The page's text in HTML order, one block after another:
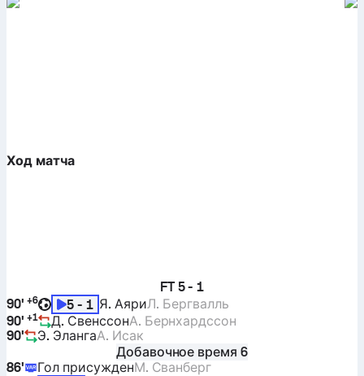
Ход матча
FT 5 - 1
90' +6 5 - 1 Я. АяриЛ. Бергвалль
90' +1 Д. СвенссонА. Бернхардссон
90'
Э. ЭлангаА. Исак
Добавочное время 6
86'
Гол присужденМ. Сванберг